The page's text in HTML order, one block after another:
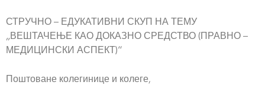
СТРУЧНО – ЕДУКАТИВНИ СКУП НА ТЕМУ
„ВЕШТАЧЕЊЕ КАО ДОКАЗНО СРЕДСТВО (ПРАВНО –
МЕДИЦИНСКИ АСПЕКТ)“
Поштоване колегинице и колеге,